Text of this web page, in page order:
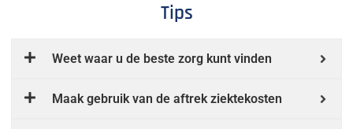
Tips
Weet waar u de beste zorg kunt vinden
Maak gebruik van de aftrek ziektekosten